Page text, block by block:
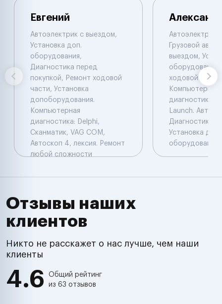
Евгений
Автоэлектрик с выездом,
Установка доп.
оборудования,
Диагностика перед
покупкой, Ремонт ходовой
части, Установка
допоборудования.
Компьютерная
диагностика: Delphi,
Сканматик, VAG COM,
Автоскоп 4, лексия. Ремонт
любой сложности
Автоэлектрик
Грузовой
выездом,
ходовой части.
Компьютерная
диагностика:
Launch.
Диагностика.
Установка доп
оборудования.
Отзывы наших
клиентов
Никто не расскажет о нас лучше, чем наши
клиенты
4.6
Общий рейтинг
из 63 отзывов